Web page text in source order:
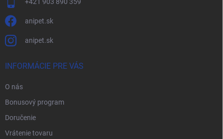
+421 903 890 359
anipet.sk
anipet.sk
INFORMÁCIE PRE VÁS
O nás
Bonusový program
Doručenie
Vrátenie tovaru